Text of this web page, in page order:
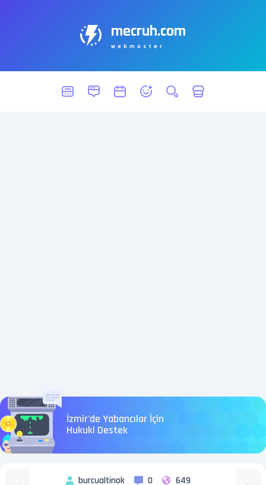
mecruh.com
webmaster
İzmir'de Yabancılar İçin
Hukuki Destek
burcualtinok 0 649